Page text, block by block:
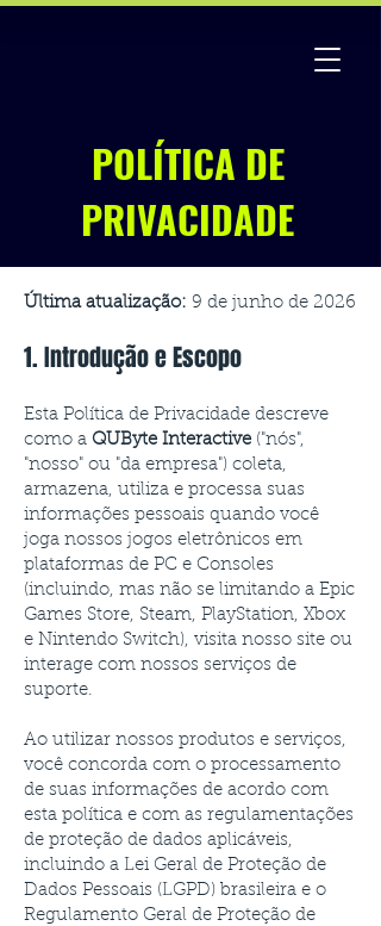
POLÍTICA DE
PRIVACIDADE
Última atualização: 9 de junho de 2026
1. Introdução e Escopo
Esta Política de Privacidade descreve
como a QUByte Interactive ("nós",
"nosso" ou "da empresa") coleta,
armazena, utiliza e processa suas
informações pessoais quando você
joga nossos jogos eletrônicos em
plataformas de PC e Consoles
(incluindo, mas não se limitando a Epic
Games Store, Steam, PlayStation, Xbox
e Nintendo Switch), visita nosso site ou
interage com nossos serviços de
suporte.
Ao utilizar nossos produtos e serviços,
você concorda com o processamento
de suas informações de acordo com
esta política e com as regulamentações
de proteção de dados aplicáveis,
incluindo a Lei Geral de Proteção de
Dados Pessoais (LGPD) brasileira e o
Regulamento Geral de Proteção de